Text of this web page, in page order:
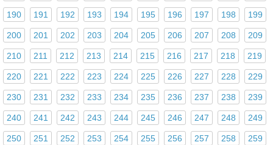
190 191 192 193 194 195 196 197 198 199
200 201 202 203 204 205 206 207 208 209
210 211 212 213 214 215 216 217 218 219
220 221 222 223 224 225 226 227 228 229
230 231 232 233 234 235 236 237 238 239
240 241 242 243 244 245 246 247 248 249
250 251 252 253 254 255 256 257 258 259